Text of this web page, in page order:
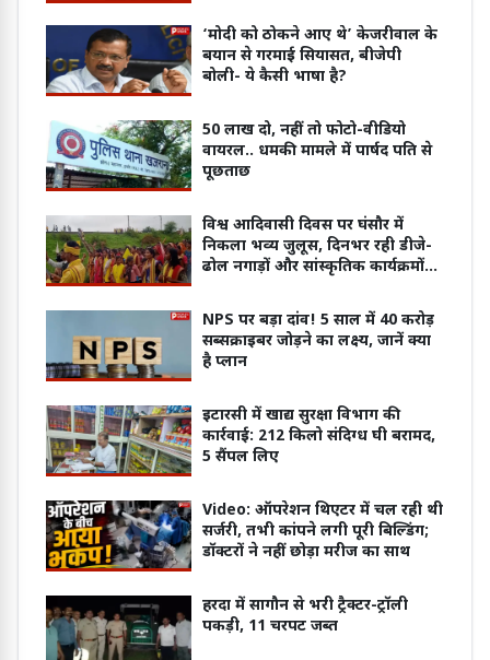
‘मोदी को ठोकने आए थे’ केजरीवाल के
बयान से गरमाई सियासत, बीजेपी
बोली- ये कैसी भाषा है?
50 लाख दो, नहीं तो फोटो-वीडियो
वायरल.. धमकी मामले में पार्षद पति से
पूछताछ
विश्व आदिवासी दिवस पर घंसौर में
निकला भव्य जुलूस, दिनभर रही डीजे-
ढोल नगाड़ों और सांस्कृतिक कार्यक्रमों
NPS पर बड़ा दांव! 5 साल में 40 करोड़
सब्सक्राइबर जोड़ने का लक्ष्य, जानें क्या
है प्लान
इटारसी में खाद्य सुरक्षा विभाग की
कार्रवाई: 212 किलो संदिग्ध घी बरामद,
5 सैंपल लिए
Video: ऑपरेशन थिएटर में चल रही थी
सर्जरी, तभी कांपने लगी पूरी बिल्डिंग;
डॉक्टरों ने नहीं छोड़ा मरीज का साथ
हरदा में सागौन से भरी ट्रैक्टर-ट्रॉली
पकड़ी, 11 चरपट जब्त